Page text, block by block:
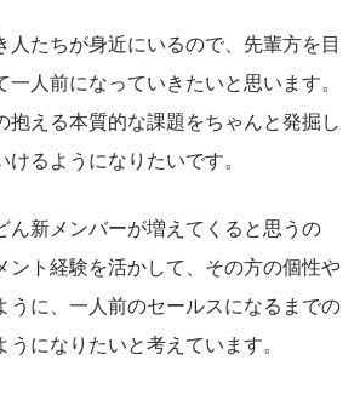
人たちが身近にいるので、先輩方を目
人前になっていきたいと思います。
抱える本質的な課題をちゃんと発掘し
るようになりたいです。
ん新メンバーが増えてくると思うの
ント経験を活かして、その方の個性や
うに、一人前のセールスになるまでの
になりたいと考えています。